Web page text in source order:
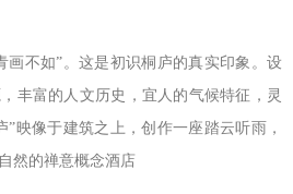
画不如”。这是初识桐庐的真实印象。设
丰富的人文历史，宜人的气候特征，灵
映像于建筑之上，创作一座踏云听雨，
然的禅意概念酒店